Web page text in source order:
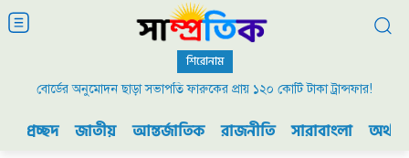
শিরোনাম
বোর্ডের অনুমোদন ছাড়া সভাপতি ফারুকের প্রায় ১২০ কোটি টাকা ট্রান্সফার!
২০০৯ এর বিডিআর বিদ্রোহ এবং ভারতের যুদ্ধ প্রস্তুতি
প্রচ্ছদ জাতীয় আন্তর্জাতিক রাজনীতি সারাবাংলা